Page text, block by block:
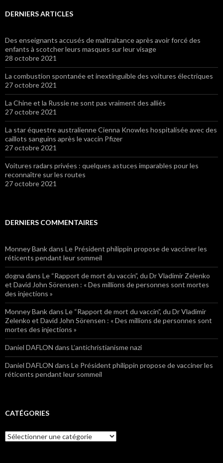
DERNIERS ARTICLES
Des enseignants accusés de maltraitance après avoir forcé des
enfants à scotcher leurs masques sur leur visage
28 octobre 2021
La combustion spontanée et inextinguible des voitures électriques
27 octobre 2021
La Chine et la Russie ne sont pas vraiment des alliés
27 octobre 2021
La star équestre australienne Cienna Knowles hospitalisée avec des
caillots sanguins après le vaccin Pfizer
27 octobre 2021
Voitures radars privées : quelques astuces imparables pour les
reconnaître sur les routes
27 octobre 2021
DERNIERS COMMENTAIRES
Monney Bankdans Le Président philippin propose de vacciner les
réticents pendant leur sommeil
dogna dans Le “Rapport de mort du vaccin”, du Dr Vladimir Zelenko
et David John Sörensen : « Des millions de personnes sont mortes
des injections »
Monney Bankdans Le “Rapport de mort du vaccin”, du Dr Vladimir
Zelenko et David John Sörensen : « Des millions de personnes sont
mortes des injections »
Daniel DAFLON dans L’antichristianisme nazi
Daniel DAFLON dans Le Président philippin propose de vacciner les
réticents pendant leur sommeil
CATÉGORIES
Catégories